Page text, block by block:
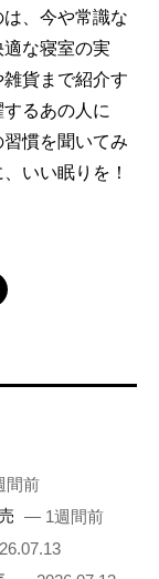
、今や常識な
な寝室の実
貨まで紹介す
るあの人に
慣を聞いてみ
いい眠りを！
前
— 1週間前